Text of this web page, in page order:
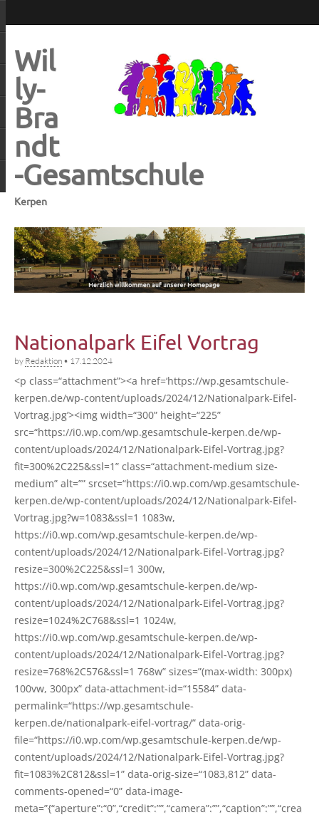
Wil
ly-
Bra
ndt
-Gesamtschule
Kerpen
Nationalpark Eifel Vortrag
by Redaktion • 17.12.2024
<p class=“attachment”><a href=‘https://wp.gesamtschule-
kerpen.de/wp-content/uploads/2024/12/Nationalpark-Eifel-
Vortrag.jpg’><img width=“300” height=“225”
src=“https://i0.wp.com/wp.gesamtschule-kerpen.de/wp-
content/uploads/2024/12/Nationalpark-Eifel-Vortrag.jpg?
fit=300%2C225&ssl=1” class=“attachment-medium size-
medi­um” alt=”” srcset=“https://i0.wp.com/wp.gesamtschule-
kerpen.de/wp-content/uploads/2024/12/Nationalpark-Eifel-
Vortrag.jpg?w=1083&ssl=1 1083w,
https://i0.wp.com/wp.gesamtschule-kerpen.de/wp-
content/uploads/2024/12/Nationalpark-Eifel-Vortrag.jpg?
resize=300%2C225&ssl=1 300w,
https://i0.wp.com/wp.gesamtschule-kerpen.de/wp-
content/uploads/2024/12/Nationalpark-Eifel-Vortrag.jpg?
resize=1024%2C768&ssl=1 1024w,
https://i0.wp.com/wp.gesamtschule-kerpen.de/wp-
content/uploads/2024/12/Nationalpark-Eifel-Vortrag.jpg?
resize=768%2C576&ssl=1 768w” sizes=”(max-width: 300px)
100vw, 300px” data-attachment-id=“15584” data-
permalink=“https://wp.gesamtschule-
kerpen.de/nationalpark-eifel-vortrag/” data-orig-
file=“https://i0.wp.com/wp.gesamtschule-kerpen.de/wp-
content/uploads/2024/12/Nationalpark-Eifel-Vortrag.jpg?
fit=1083%2C812&ssl=1” data-orig-size=“1083,812” data-
comments-opened=“0” data-image-
meta=”{“aperture”:“0”,“credit”:””,“camera”:””,“caption”:””,“crea